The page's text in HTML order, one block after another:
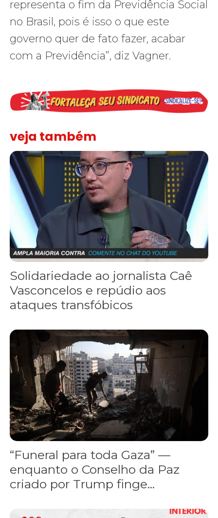
representa o fim da Previdência Social
no Brasil, pois é isso o que este
governo quer de fato fazer, acabar
com a Previdência”, diz Vagner.
veja também
Solidariedade ao jornalista Caê Vasconcelos e repúdio aos
Solidariedade ao jornalista Caê
Vasconcelos e repúdio aos
ataques transfóbicos
“Funeral para toda Gaza” — enquanto o Conselho da Paz
“Funeral para toda Gaza” —
enquanto o Conselho da Paz
criado por Trump finge...
Assinada nova CCT de jornais e revistas do interior